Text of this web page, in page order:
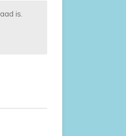
is.